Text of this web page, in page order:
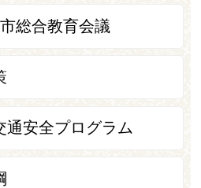
総合教育会議
通安全プログラム